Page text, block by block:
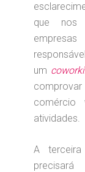
que nos
um
comércio
atividades.
A terceira